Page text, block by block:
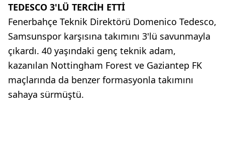
TEDESCO 3'LÜ TERCİH ETTİ
Fenerbahçe Teknik Direktörü Domenico Tedesco,
Samsunspor karşısına takımını 3'lü savunmayla
çıkardı. 40 yaşındaki genç teknik adam,
kazanılan Nottingham Forest ve Gaziantep FK
maçlarında da benzer formasyonla takımını
sahaya sürmüştü.